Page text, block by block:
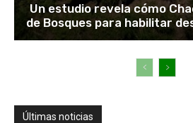
Un estudio revela cómo
de Bosques para habilitar
Últimas noticias